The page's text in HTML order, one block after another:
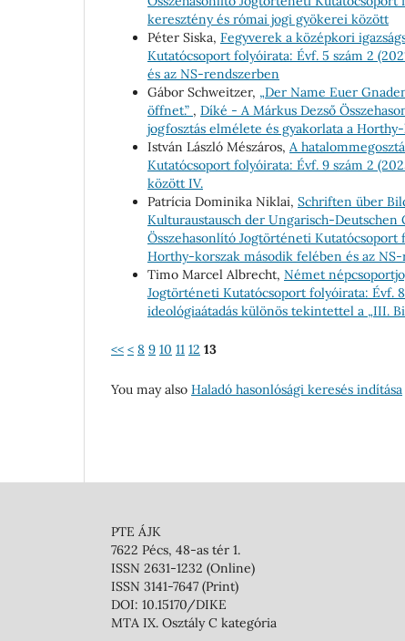
keresztény és római jogi gyökerei között
Péter Siska, Fegyverek a középkori
Kutatócsoport folyóirata: Évf. 5 szám 2
és az NS-rendszerben
Gábor Schweitzer, „Der Name Euer
öffnet.” , Díké - A Márkus Dezső
jogfosztás elmélete és gyakorlata a
István László Mészáros, A
Kutatócsoport folyóirata: Évf. 9 szám 2
között IV.
Patrícia Dominika Niklai, Schriften über
Kulturaustausch der Ungarisch-Deutschen
Összehasonlító Jogtörténeti Kutatócsoport
Horthy-korszak második felében és az
Timo Marcel Albrecht, Német
Jogtörténeti Kutatócsoport folyóirata: Évf.
ideológiaátadás különös tekintettel a „III.
<< < 8 9 10 11 12 13
You may also Haladó hasonlósági keresés indítása
PTE ÁJK
7622 Pécs, 48-as tér 1.
ISSN 2631-1232 (Online)
ISSN 3141-7647 (Print)
DOI: 10.15170/DIKE
MTA IX. Osztály C kategória